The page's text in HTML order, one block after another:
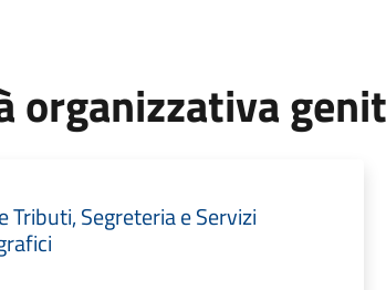
organizzativa
Tributi, Segreteria e Servizi